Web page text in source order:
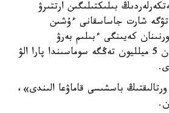
بىلىكتىلىگىن ارتتىرۋ
شارت جاساسقانى ءۇشىن
كەيىنگى ءبىلىم بەرۋ
ينستيتۋتىنىڭ باسشىسىنان 5 ميلليون تەڭگە سوماسىندا پارا الۋ
باسشىسى قاماۋعا الىندى»،